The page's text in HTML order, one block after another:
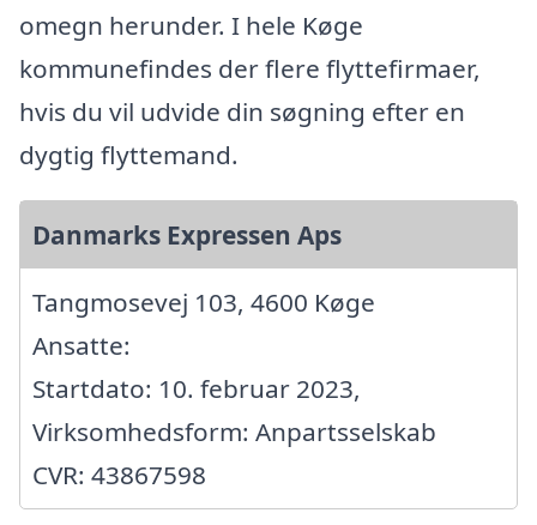
omegn herunder. I hele Køge
kommunefindes der flere flyttefirmaer,
hvis du vil udvide din søgning efter en
dygtig flyttemand.
Danmarks Expressen Aps
Tangmosevej 103, 4600 Køge
Ansatte:
Startdato: 10. februar 2023,
Virksomhedsform: Anpartsselskab
CVR: 43867598